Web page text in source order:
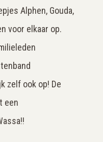
Alphen, Gouda,
voor elkaar op.
zelf ook op! De
een